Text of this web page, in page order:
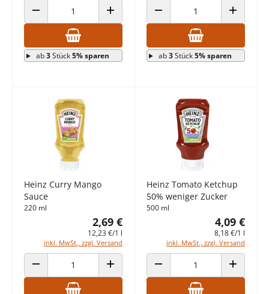
ANZAHL VERRINGERN ANZAHL ERHÖHEN
ab3Stück5% sparen
ANZAHL VERRINGERN ANZAHL
ab3Stück5% sparen
Heinz Curry Mango
Sauce
220 ml
2,69 €
12,23 €/1 l
inkl. MwSt., zzgl. Versand
ANZAHL VERRINGERN ANZAHL ERHÖHEN
Heinz Tomato Ketchup
50% weniger Zucker
500 ml
4,09 €
8,18 €/1 l
inkl. MwSt., zzgl. Versand
ANZAHL VERRINGERN ANZAHL